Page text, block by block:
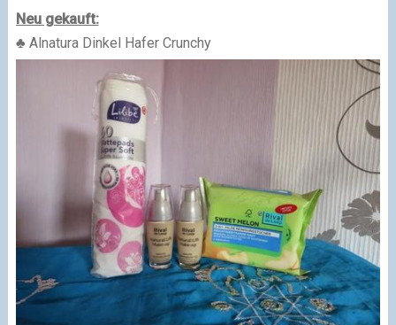
Neu gekauft:
♣ Alnatura Dinkel Hafer Crunchy